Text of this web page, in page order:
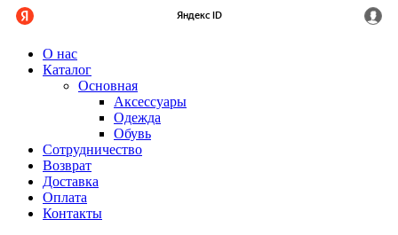
О нас
Каталог
Основная
Аксессуары
Одежда
Обувь
Сотрудничество
Возврат
Доставка
Оплата
Контакты